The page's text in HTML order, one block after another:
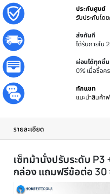
ประกันศู
ได้รับภา
ผ่อนได้
0% เมื่อ